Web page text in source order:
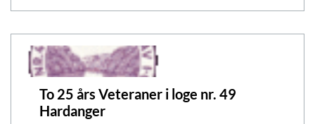
To 25 års Veteraner i loge nr. 49
Hardanger